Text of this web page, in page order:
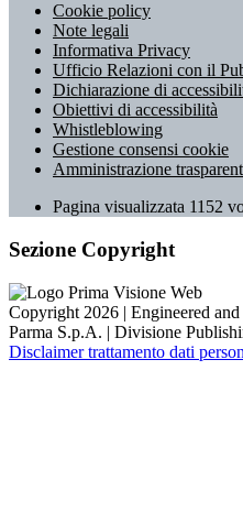
Cookie policy
Note legali
Informativa Privacy
Ufficio Relazioni con il
Dichiarazione di
Obiettivi di accessibilità
Whistleblowing
Gestione consensi cookie
Amministrazione
Pagina visualizzata 1152
Sezione Copyright
Copyright 2026 | Engineered
Parma S.p.A. | Divisione
Disclaimer trattamento dati